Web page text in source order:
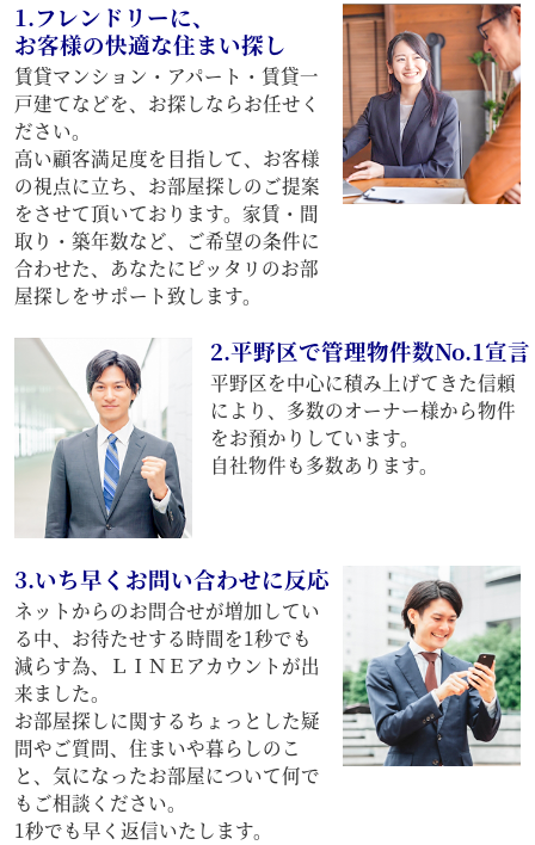
1.フレンドリーに、
お客様の快適な住まい探し
賃貸マンション・アパート・賃貸一
戸建てなどを、お探しならお任せく
ださい。
高い顧客満足度を目指して、お客様
の視点に立ち、お部屋探しのご提案
をさせて頂いております。家賃・間
取り・築年数など、ご希望の条件に
合わせた、あなたにピッタリのお部
屋探しをサポート致します。
2.平野区で管理物件数No.1宣言
平野区を中心に積み上げてきた信頼
により、多数のオーナー様から物件
をお預かりしています。
自社物件も多数あります。
3.いち早くお問い合わせに反応
ネットからのお問合せが増加してい
る中、お待たせする時間を1秒でも
減らす為、ＬＩＮＥアカウントが出
来ました。
お部屋探しに関するちょっとした疑
問やご質問、住まいや暮らしのこ
と、気になったお部屋について何で
もご相談ください。
1秒でも早く返信いたします。